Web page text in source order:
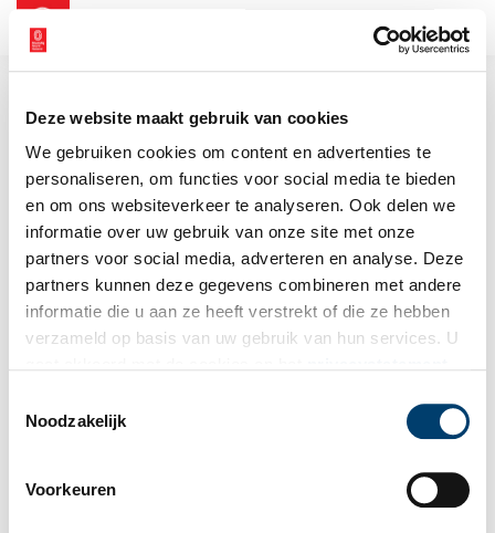
Deze website maakt gebruik van cookies
We gebruiken cookies om content en advertenties te
personaliseren, om functies voor social media te bieden
en om ons websiteverkeer te analyseren. Ook delen we
informatie over uw gebruik van onze site met onze
partners voor social media, adverteren en analyse. Deze
partners kunnen deze gegevens combineren met andere
informatie die u aan ze heeft verstrekt of die ze hebben
verzameld op basis van uw gebruik van hun services. U
Noodzakelijk
Voorkeuren